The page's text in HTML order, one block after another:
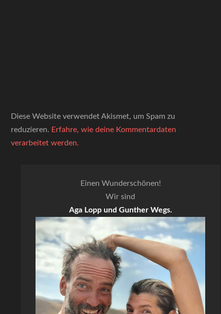
Diese Website verwendet Akismet, um Spam zu
reduzieren. Erfahre, wie deine Kommentardaten
verarbeitet werden.
Einen Wunderschönen!
Wir sind
Aga Lopp und Gunther Wegs.